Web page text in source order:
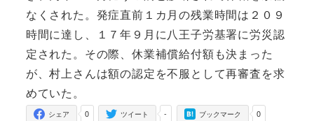
なくされた。発症直前１カ月の残業時間は２０９
時間に達し、１７年９月に八王子労基署に労災認
定された。その際、休業補償給付額も決まった
が、村上さんは額の認定を不服として再審査を求
めていた。
0
シェア -
ツイート 0
ブックマーク